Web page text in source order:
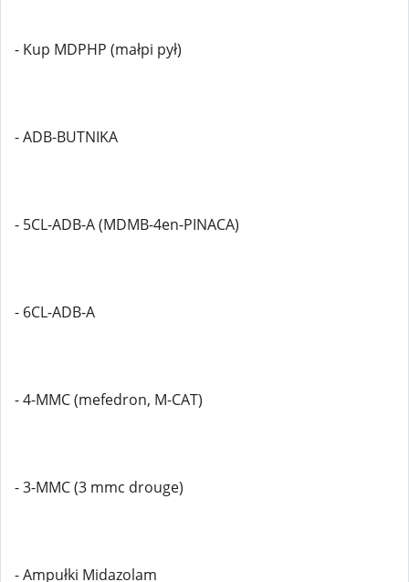
- Kup MDPHP (małpi pył)
- ADB-BUTNIKA
- 5CL-ADB-A (MDMB-4en-PINACA)
- 6CL-ADB-A
- 4-MMC (mefedron, M-CAT)
- 3-MMC (3 mmc drouge)
- Ampułki Midazolam